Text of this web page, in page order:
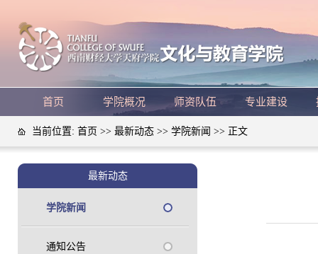
首页 学院概况 师资队伍 专业建设
当前位置: 首页 >> 最新动态 >> 学院新闻 >> 正文
最新动态
学院新闻
通知公告